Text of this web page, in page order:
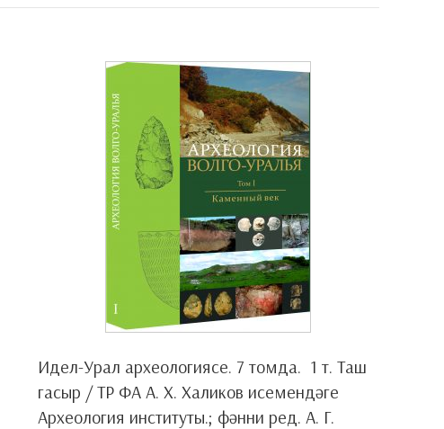
Идел-Урал археологиясе. 7 томда. 1 т. Таш
гасыр / ТР ФА А. Х. Халиков исемендәге
Археология институты.; фәнни ред. А. Г.